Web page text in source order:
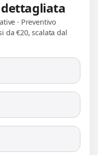
· Preventivo
da €20, scalata dal